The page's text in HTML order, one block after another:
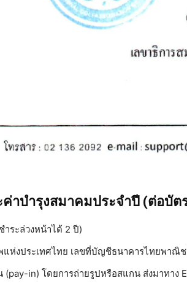
ค่าบำรุงสมาคมประจำปี (ต่อบัต
ระล่วงหน้าได้ 2 ปี)
ห่งประเทศไทย เลขที่บัญชีธนาคารไทยพาณิ
in) โดยการถ่ายรูปหรือสแกน ส่งมาทาง